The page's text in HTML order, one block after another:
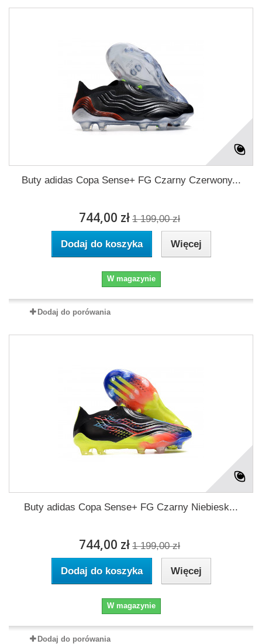
Buty adidas Copa Sense+ FG Czarny Czerwony...
744,00 zł 1 199,00 zł
Dodaj do koszyka Więcej
W magazynie
Dodaj do porówania
Buty adidas Copa Sense+ FG Czarny Niebiesk...
744,00 zł 1 199,00 zł
Dodaj do koszyka Więcej
W magazynie
Dodaj do porówania